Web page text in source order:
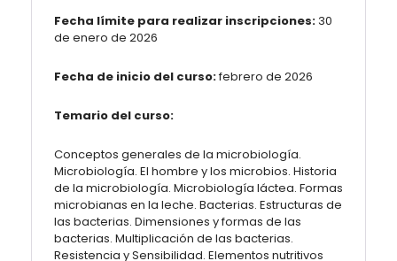
Fecha límite para realizar inscripciones: 30
de enero de 2026
Fecha de inicio del curso:febrero de 2026
Temario del curso:
Conceptos generales de la microbiología.
Microbiología. El hombre y los microbios. Historia
de la microbiología. Microbiología láctea. Formas
microbianas en la leche. Bacterias. Estructuras de
las bacterias. Dimensiones y formas de las
bacterias. Multiplicación de las bacterias.
Resistencia y Sensibilidad. Elementos nutritivos